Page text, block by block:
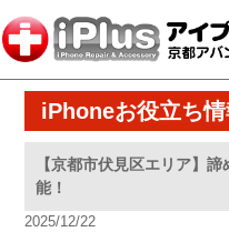
iPhoneお役立ち情
【京都市伏見区エリア】
能！
2025/12/22